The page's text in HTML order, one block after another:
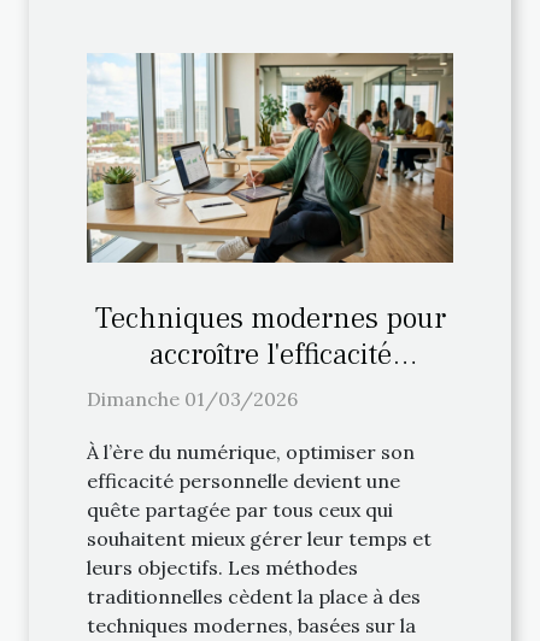
Techniques modernes pour
accroître l'efficacité
personnelle
Dimanche 01/03/2026
À l’ère du numérique, optimiser son
efficacité personnelle devient une
quête partagée par tous ceux qui
souhaitent mieux gérer leur temps et
leurs objectifs. Les méthodes
traditionnelles cèdent la place à des
techniques modernes, basées sur la